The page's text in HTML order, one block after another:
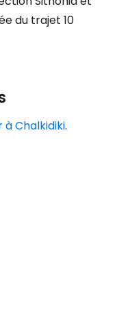
du trajet 10
à Chalkidiki.